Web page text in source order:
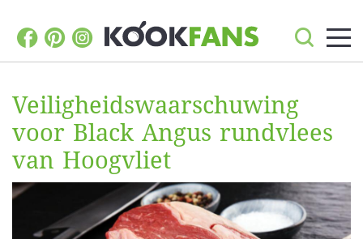
Veiligheidswaarschuwing
voor Black Angus rundvlees
van Hoogvliet